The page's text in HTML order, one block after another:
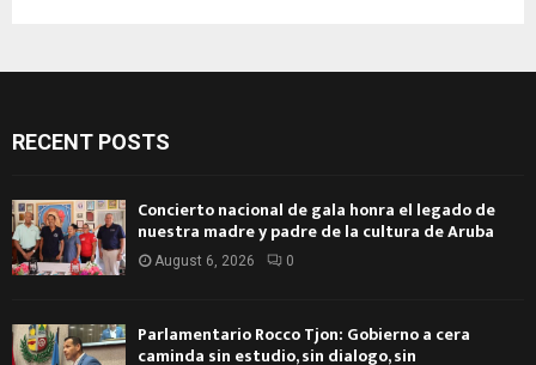
RECENT POSTS
Concierto nacional de gala honra el legado de
nuestra madre y padre de la cultura de Aruba
August 6, 2026 0
Parlamentario Rocco Tjon: Gobierno a cera
caminda sin estudio, sin dialogo, sin